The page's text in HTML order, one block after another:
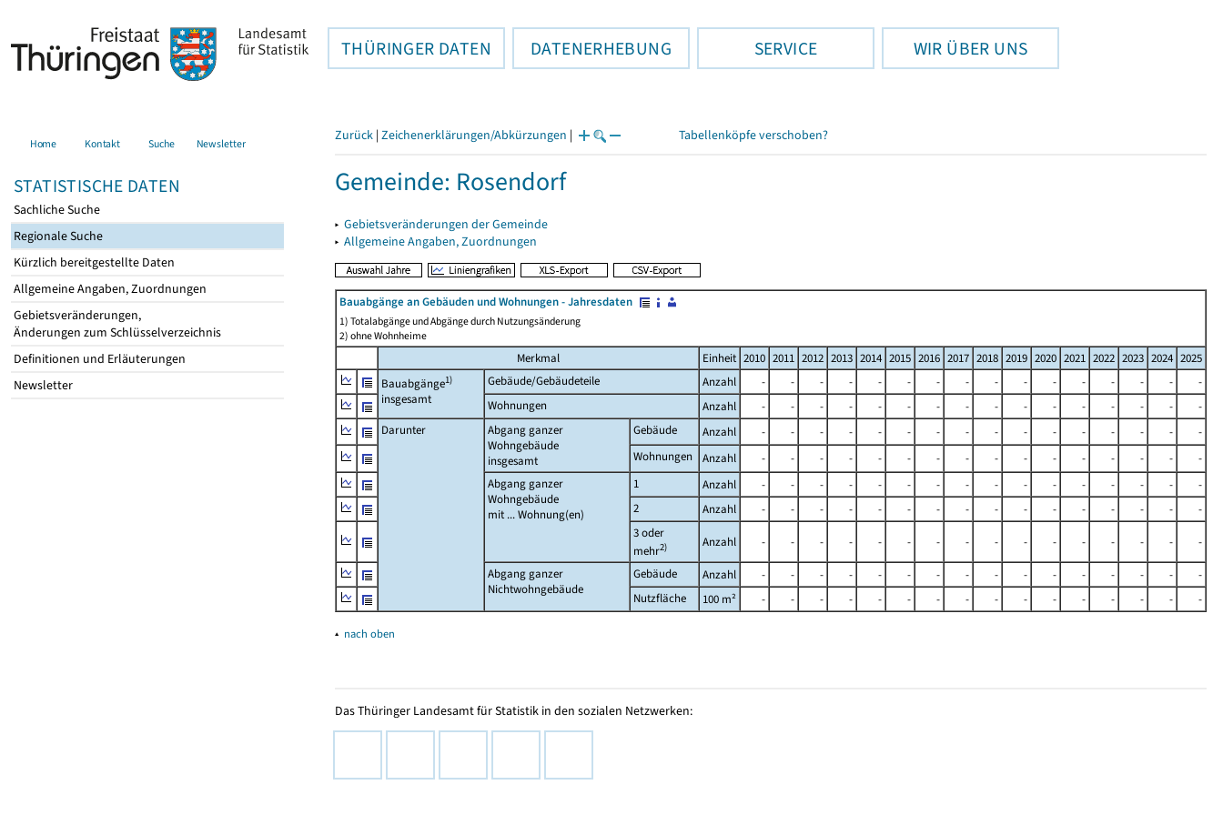
THÜRINGER DATEN DATENERHEBUNG SERVICE WIR ÜBER UNS
Home Kontakt Suche Newsletter
STATISTISCHE DATEN
Sachliche Suche
Regionale Suche
Kürzlich bereitgestellte Daten
Allgemeine Angaben, Zuordnungen
Gebietsveränderungen,
Änderungen zum Schlüsselverzeichnis
Definitionen und Erläuterungen
Newsletter
Zurück | Zeichenerklärungen/Abkürzungen | Tabellenköpfe verschoben?
Gemeinde: Rosendorf
▸ Gebietsveränderungen der Gemeinde
▸ Allgemeine Angaben, Zuordnungen
Bauabgänge an Gebäuden und Wohnungen - Jahresdaten
1) Totalabgänge und Abgänge durch Nutzungsänderung
2) ohne Wohnheime
Merkmal Einheit 2010 2011 2012 2013 2014 2015 2016 2017 2018 2019 2020 2021 2022 2023 2024 2025
Bauabgänge1)
insgesamt
Gebäude/Gebäudeteile Anzahl - - - - - - - - - - - - - - -
-
Wohnungen
Anzahl - - - - - - - - - - - - - - -
-
Darunter
Abgang ganzer
Wohngebäude
insgesamt
Gebäude Anzahl - - - - - - - - - - - - - - -
-
Wohnungen
Anzahl - - - - - - - - - - - - - - -
-
Abgang ganzer
Wohngebäude
mit ... Wohnung(en)
1 Anzahl - - - - - - - - - - - - - - -
-
2
Anzahl - - - - - - - - - - - - - - -
-
3 oder
mehr2) Anzahl - - - - - - - - - - - - - - - -
Abgang ganzer
Nichtwohngebäude
Gebäude Anzahl - - - - - - - - - - - - - - -
-
Nutzfläche
100 m² - - - - - - - - - - - - - - - -
▴ nach oben
Das Thüringer Landesamt für Statistik in den sozialen Netzwerken: